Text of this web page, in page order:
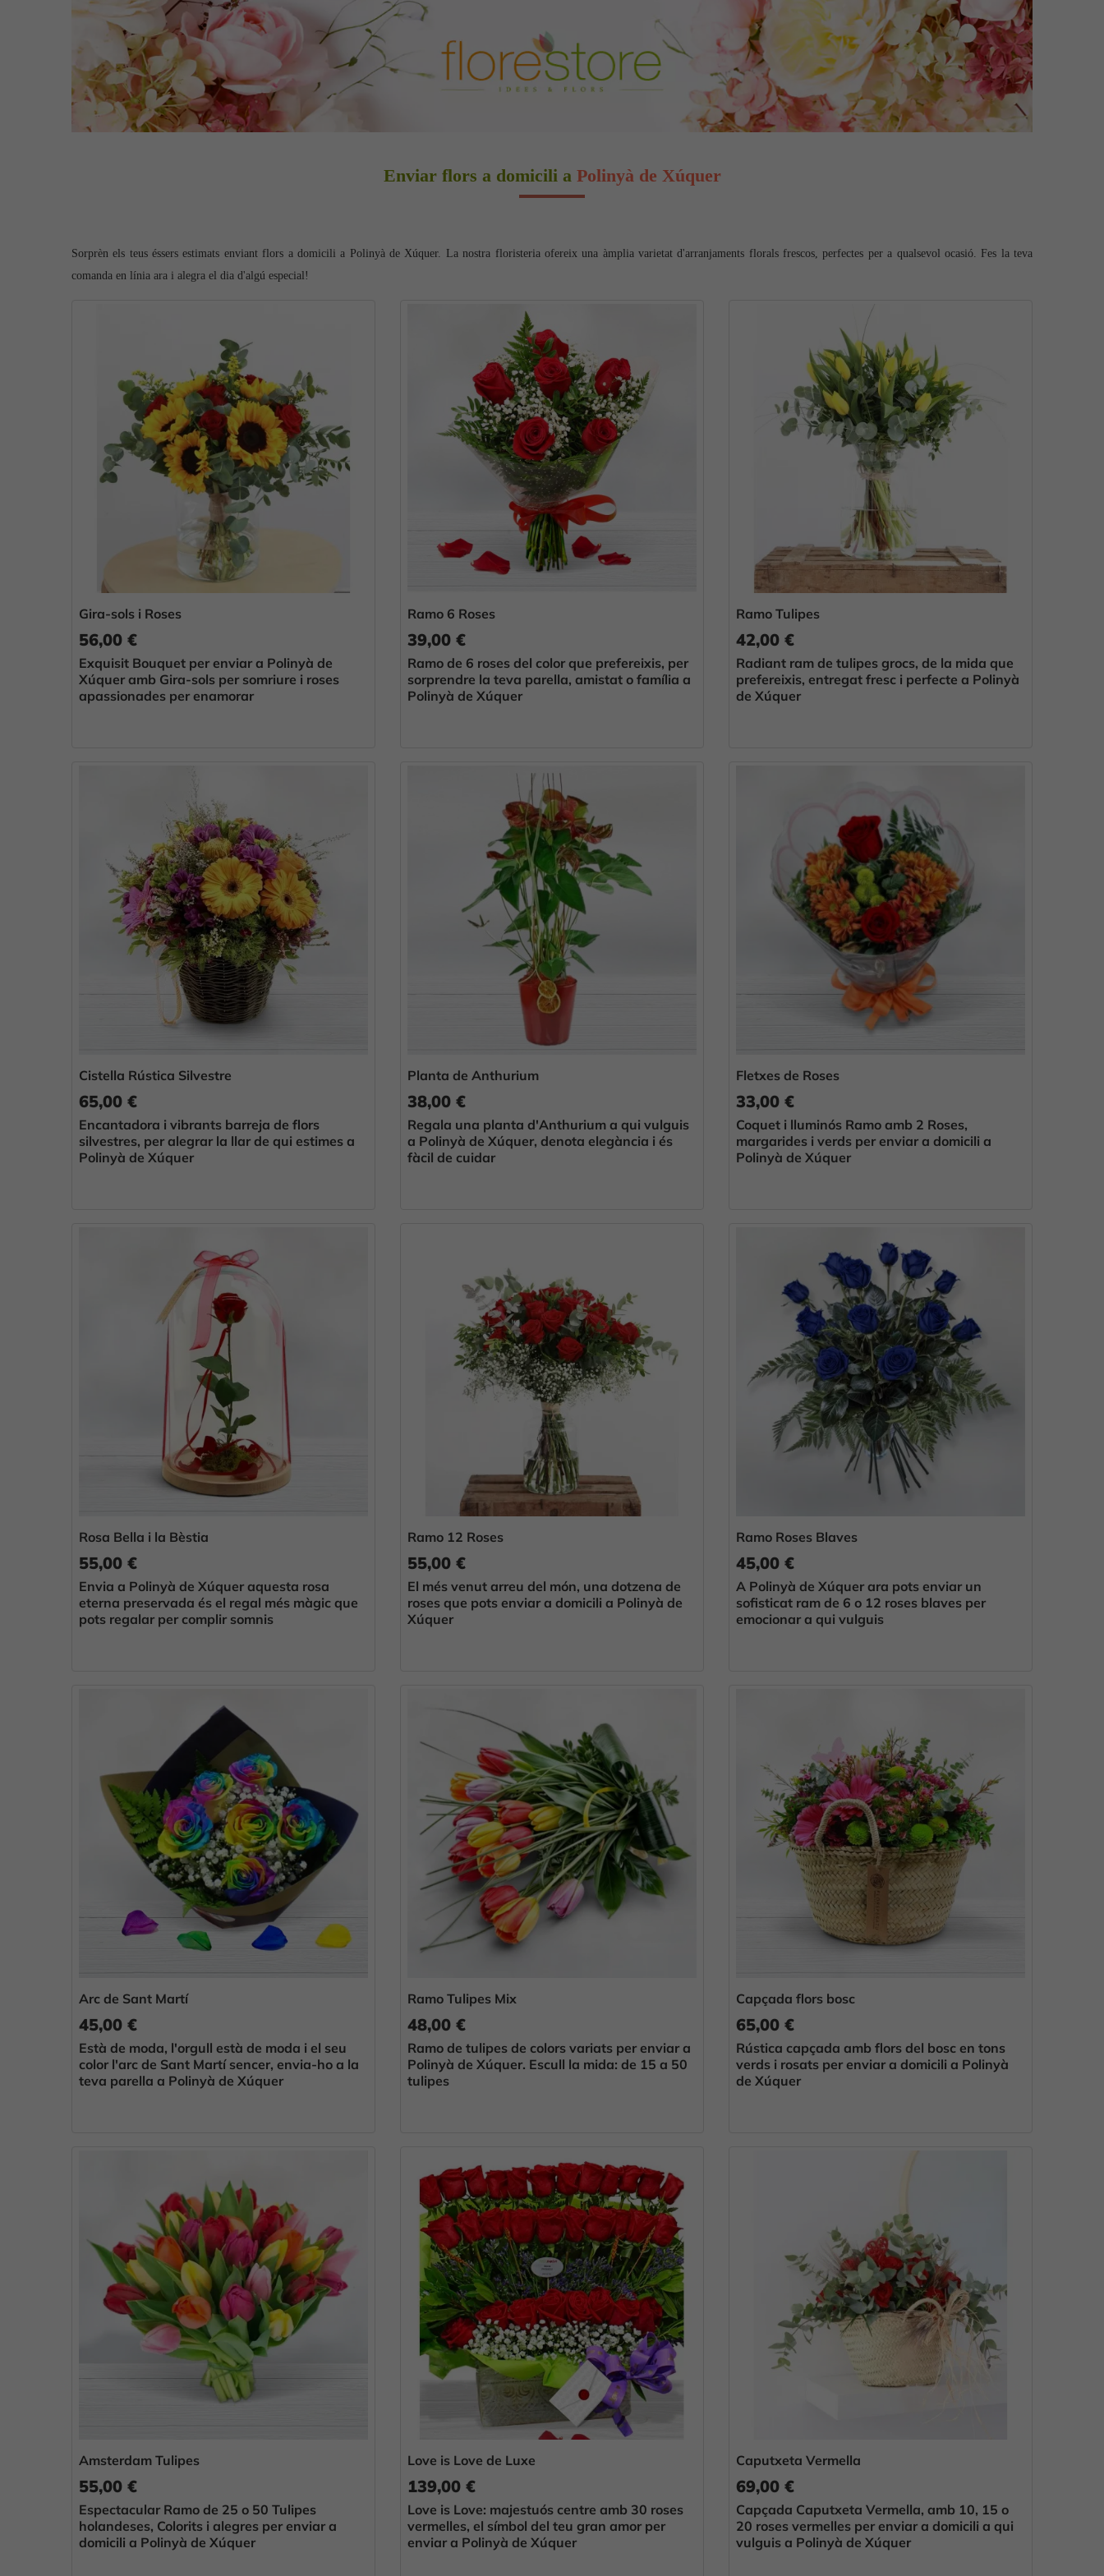
Enviar flors a domicili a Polinyà de Xúquer
Sorprèn els teus éssers estimats enviant flors a domicili a Polinyà de Xúquer. La nostra floristeria ofereix una àmplia varietat d'arranjaments florals frescos, perfectes per a qualsevol ocasió. Fes la teva
comanda en línia ara i alegra el dia d'algú especial!
Gira-sols i Roses
56,00 €
Exquisit Bouquet per enviar a Polinyà de
Xúquer amb Gira-sols per somriure i roses
apassionades per enamorar
Ramo 6 Roses
39,00 €
Ramo de 6 roses del color que prefereixis, per
sorprendre la teva parella, amistat o família a
Polinyà de Xúquer
Ramo Tulipes
42,00 €
Radiant ram de tulipes grocs, de la mida que
prefereixis, entregat fresc i perfecte a Polinyà
de Xúquer
Cistella Rústica Silvestre
65,00 €
Encantadora i vibrants barreja de flors
silvestres, per alegrar la llar de qui estimes a
Polinyà de Xúquer
Planta de Anthurium
38,00 €
Regala una planta d'Anthurium a qui vulguis
a Polinyà de Xúquer, denota elegància i és
fàcil de cuidar
Fletxes de Roses
33,00 €
Coquet i lluminós Ramo amb 2 Roses,
margarides i verds per enviar a domicili a
Polinyà de Xúquer
Rosa Bella i la Bèstia
55,00 €
Envia a Polinyà de Xúquer aquesta rosa
eterna preservada és el regal més màgic que
pots regalar per complir somnis
Ramo 12 Roses
55,00 €
El més venut arreu del món, una dotzena de
roses que pots enviar a domicili a Polinyà de
Xúquer
Ramo Roses Blaves
45,00 €
A Polinyà de Xúquer ara pots enviar un
sofisticat ram de 6 o 12 roses blaves per
emocionar a qui vulguis
Arc de Sant Martí
45,00 €
Està de moda, l'orgull està de moda i el seu
color l'arc de Sant Martí sencer, envia-ho a la
teva parella a Polinyà de Xúquer
Ramo Tulipes Mix
48,00 €
Ramo de tulipes de colors variats per enviar a
Polinyà de Xúquer. Escull la mida: de 15 a 50
tulipes
Capçada flors bosc
65,00 €
Rústica capçada amb flors del bosc en tons
verds i rosats per enviar a domicili a Polinyà
de Xúquer
Amsterdam Tulipes
55,00 €
Espectacular Ramo de 25 o 50 Tulipes
holandeses, Colorits i alegres per enviar a
domicili a Polinyà de Xúquer
Love is Love de Luxe
139,00 €
Love is Love: majestuós centre amb 30 roses
vermelles, el símbol del teu gran amor per
enviar a Polinyà de Xúquer
Caputxeta Vermella
69,00 €
Capçada Caputxeta Vermella, amb 10, 15 o
20 roses vermelles per enviar a domicili a qui
vulguis a Polinyà de Xúquer